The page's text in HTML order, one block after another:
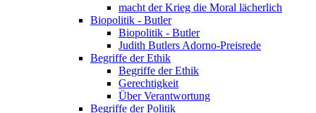
macht der Krieg die Moral lächerlich
Biopolitik - Butler
Biopolitik - Butler
Judith Butlers Adorno-Preisrede
Begriffe der Ethik
Begriffe der Ethik
Gerechtigkeit
Über Verantwortung
Begriffe der Politik